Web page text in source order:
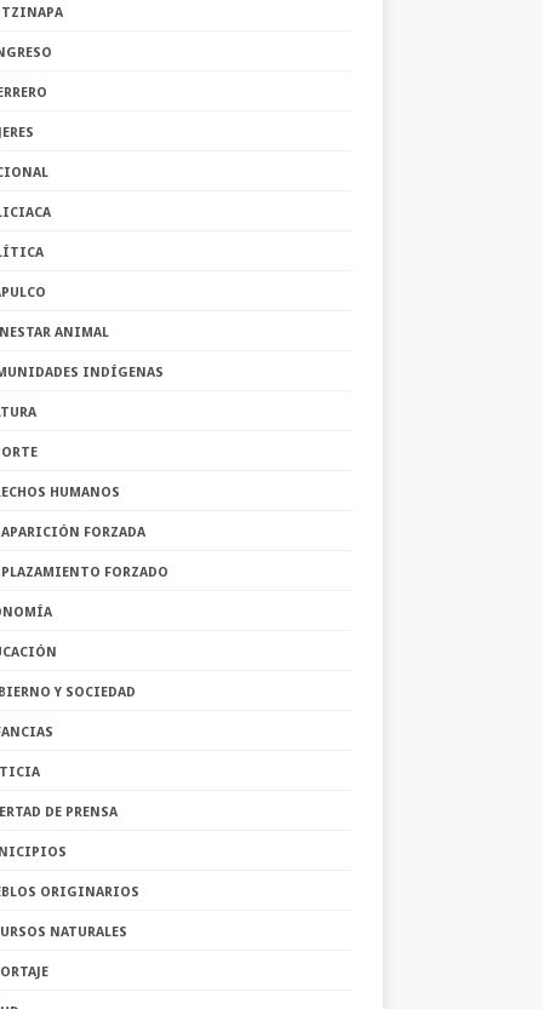
ANIMAL
INDÍGENAS
HUMANOS
FORZADA
FORZADO
Y SOCIEDAD
DE PRENSA
ORIGINARIOS
NATURALES